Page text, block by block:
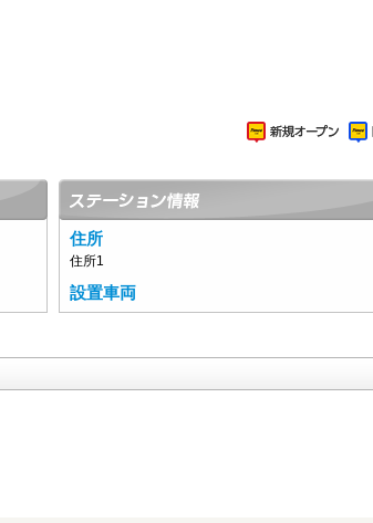
住所
住所1
設置車両